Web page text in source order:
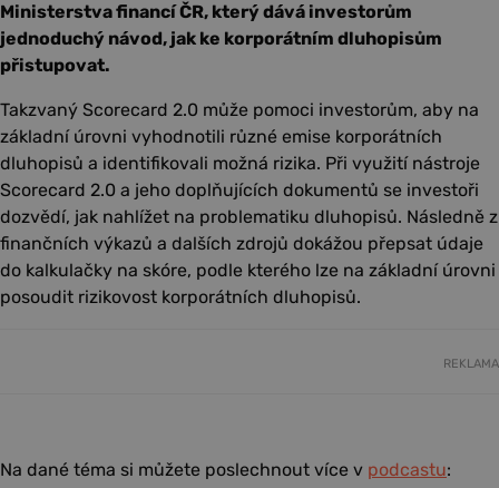
Ministerstva financí ČR, který dává investorům
jednoduchý návod, jak ke korporátním dluhopisům
přistupovat.
Takzvaný Scorecard 2.0 může pomoci investorům, aby na
základní úrovni vyhodnotili různé emise korporátních
dluhopisů a identifikovali možná rizika. Při využití nástroje
Scorecard 2.0 a jeho doplňujících dokumentů se investoři
dozvědí, jak nahlížet na problematiku dluhopisů. Následně z
finančních výkazů a dalších zdrojů dokážou přepsat údaje
do kalkulačky na skóre, podle kterého lze na základní úrovni
posoudit rizikovost korporátních dluhopisů.
REKLAMA
Na dané téma si můžete poslechnout více v podcastu: